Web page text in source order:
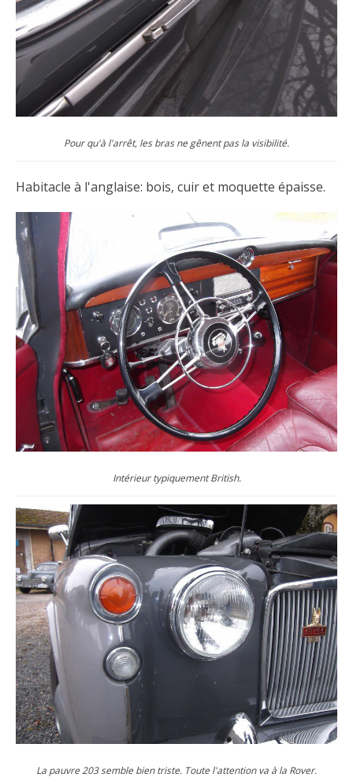
Pour qu'à l'arrêt, les bras ne gênent pas la visibilité.
Habitacle à l'anglaise: bois, cuir et moquette épaisse.
Intérieur typiquement British.
La pauvre 203 semble bien triste. Toute l'attention va à la Rover.